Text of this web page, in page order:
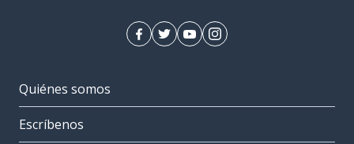
Quiénes somos
Escríbenos